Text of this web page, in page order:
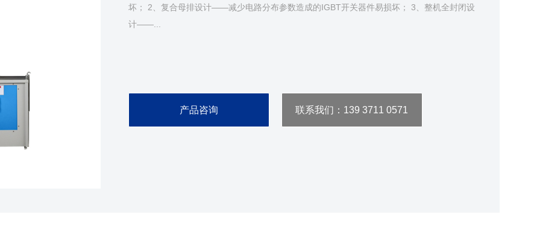
坏； 2、复合母排设计——减少电路分布参数造成的IGBT开关器件易损坏； 3、整机全封闭设
计——...
产品咨询 联系我们：139 3711 0571